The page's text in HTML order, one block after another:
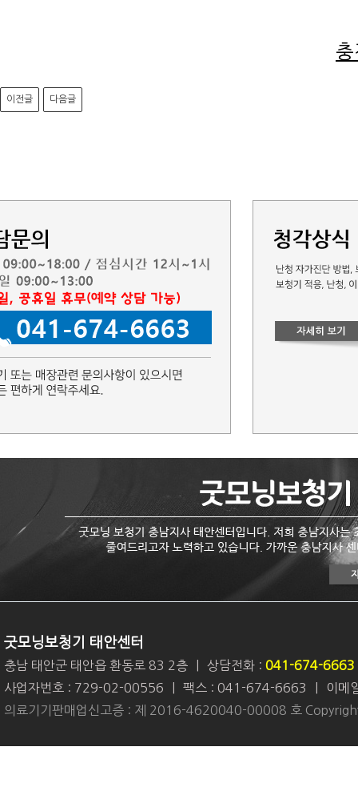
충
이전글 다음글
굿모닝보청기 태안센터
충남 태안군 태안읍 환동로 83 2층 상담전화 : 041-674-6663
사업자번호 : 729-02-00556
팩스 : 041-674-6663
이메
의료기기판매업신고증 : 제 2016-4620040-00008 호